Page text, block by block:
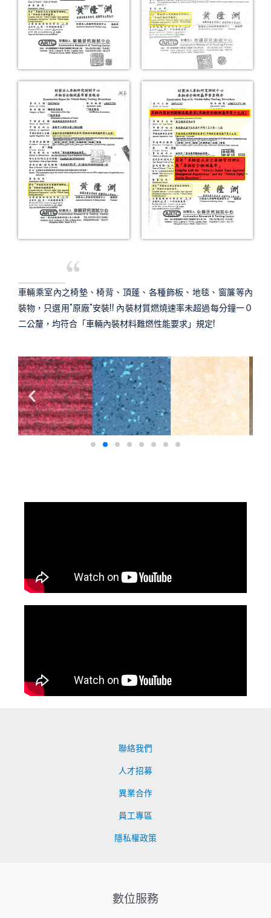
車輛乘室內之椅墊、椅背、頂蓬、各種飾板、地毯、窗簾等內
裝物，只選用"原廠"安裝!! 內裝材質燃燒速率未超過每分鐘一０
二公釐，均符合「車輛內裝材料難燃性能要求」規定!
聯絡我們
人才招募
異業合作
員工專區
隱私權政策
數位服務